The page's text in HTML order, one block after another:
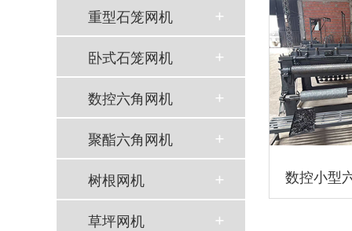
重型石笼网机
卧式石笼网机
数控六角网机
聚酯六角网机
树根网机
草坪网机
数控小型